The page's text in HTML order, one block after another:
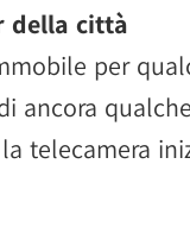
della città
per
ancora
telecamera